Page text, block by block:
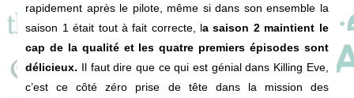
rapidement après le pilote, même si dans son ensemble la
saison 1 était tout à fait correcte, la saison 2 maintient le
cap de la qualité et les quatre premiers épisodes sont
délicieux. Il faut dire que ce qui est génial dans Killing Eve,
c’est ce côté zéro prise de tête dans la mission des